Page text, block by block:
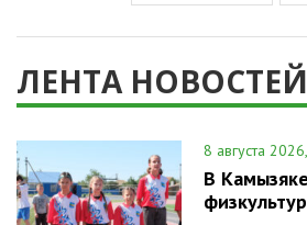
ЛЕНТА НОВОСТЕЙ
8 августа
В